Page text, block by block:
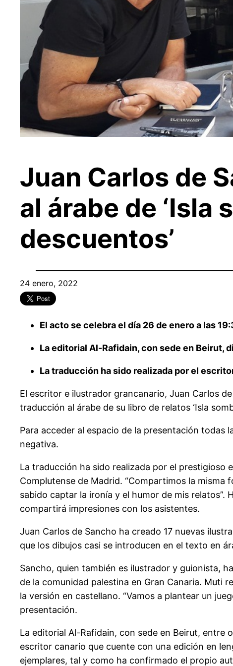
Juan Carlos de
al árabe de ‘Isla
descuentos’
24 enero, 2022
El acto se celebra el día 26 de enero a las
La editorial Al-Rafidain, con sede en Beirut,
La traducción ha sido realizada por el
El escritor e ilustrador grancanario, Juan Carlos
traducción al árabe de su libro de relatos ‘Isla
Para acceder al espacio de la presentación
negativa.
La traducción ha sido realizada por el prestigioso
Complutense de Madrid. “Compartimos la misma
sabido captar la ironía y el humor de mis
compartirá impresiones con los asistentes.
Juan Carlos de Sancho ha creado 17 nuevas
que los dibujos casi se introducen en el texto en
Sancho, quien también es ilustrador y guionista,
de la comunidad palestina en Gran Canaria. Muti
la versión en castellano. “Vamos a plantear un
presentación.
La editorial Al-Rafidain, con sede en Beirut, entre
escritor canario que cuente con una edición en
ejemplares, tal y como ha confirmado el propio